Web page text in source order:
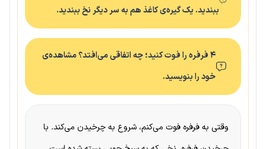
ببندید. یک گیره‌ی کاغذ هم به سر دیگر نخ ببندید.
۴ فرفره را فوت کنید؛ چه اتفاقی می‌افتد؟ مشاهده‌ی
خود را بنویسید.
وقتی به فرفره فوت می‌کنم، شروع به چرخیدن می‌کند. با